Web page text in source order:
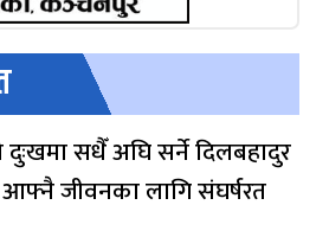
सधैँ अघि सर्ने दिलबहादुर
जीवनका लागि संघर्षरत